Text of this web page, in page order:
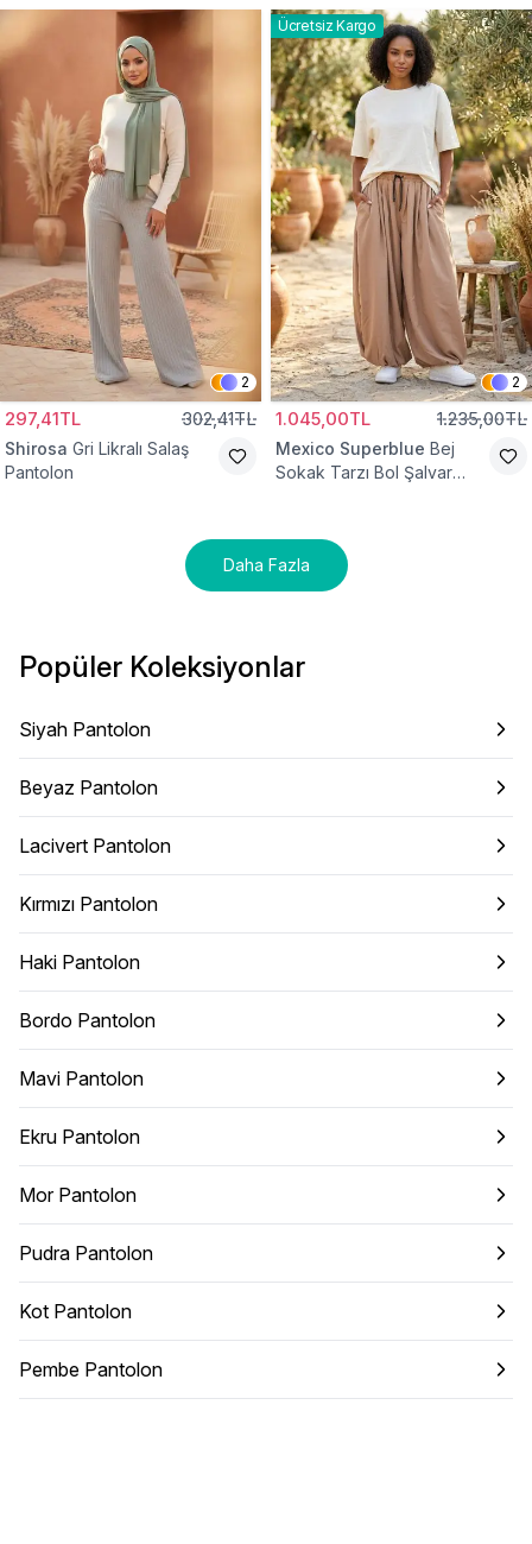
2
297,41TL 302,41TL
Shirosa Gri Likralı Salaş
Pantolon
Ücretsiz Kargo
2
1.045,00TL 1.235,00TL
Mexico Superblue Bej
Sokak Tarzı Bol Şalvar
Daha Fazla
Popüler Koleksiyonlar
Siyah Pantolon
Beyaz Pantolon
Lacivert Pantolon
Kırmızı Pantolon
Haki Pantolon
Bordo Pantolon
Mavi Pantolon
Ekru Pantolon
Mor Pantolon
Pudra Pantolon
Kot Pantolon
Pembe Pantolon